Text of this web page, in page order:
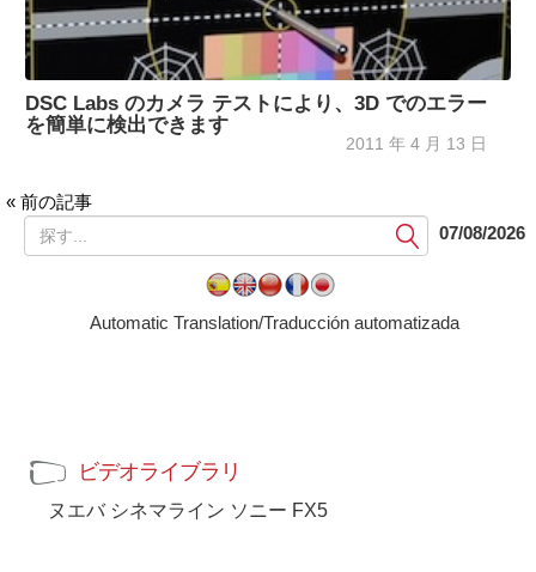
DSC Labs のカメラ テストにより、3D でのエラー
を簡単に検出できます
2011 年 4 月 13 日
« 前の記事
提
出
07/08/2026
Automatic Translation/Traducción automatizada
ビデオライブラリ
ヌエバ シネマライン ソニー FX5